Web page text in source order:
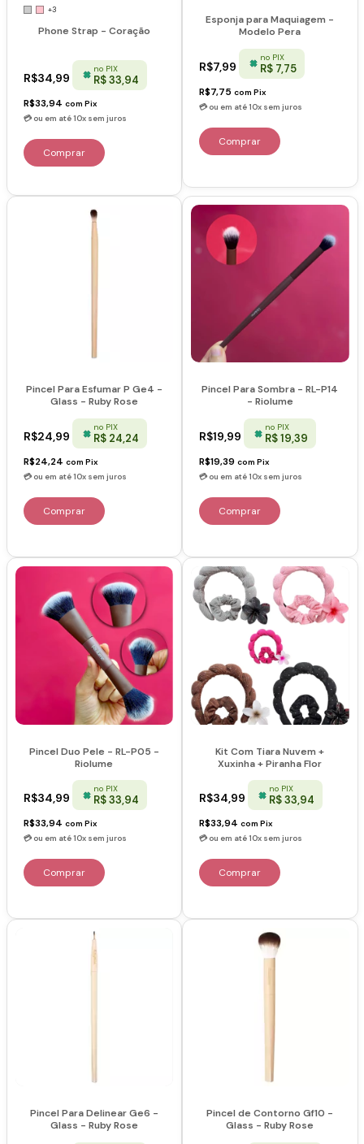
+3
Phone Strap - Coração
R$34,99
no PIX
R$ 33,94
R$33,94 com Pix
Comprar
Esponja para Maquiagem -
Modelo Pera
R$7,99
no PIX
R$ 7,75
R$7,75 com Pix
Pincel Para Esfumar P Ge4 -
Glass - Ruby Rose
R$24,99
no PIX
R$ 24,24
R$24,24 com Pix
Pincel Para Sombra - RL-P14
- Riolume
R$19,99
no PIX
R$ 19,39
R$19,39 com Pix
Pincel Duo Pele - RL-P05 -
Riolume
R$34,99
no PIX
R$ 33,94
R$33,94 com Pix
Kit Com Tiara Nuvem +
Xuxinha + Piranha Flor
R$34,99
no PIX
R$ 33,94
R$33,94 com Pix
Pincel Para Delinear Ge6 -
Glass - Ruby Rose
Pincel de Contorno Gf10 -
Glass - Ruby Rose